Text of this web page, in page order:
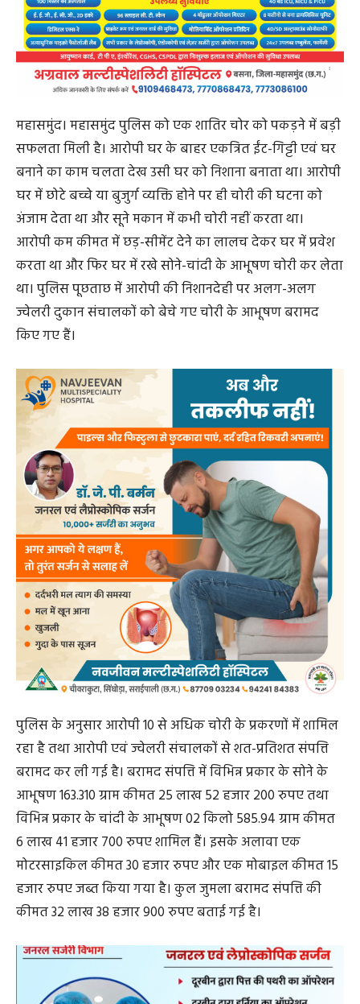
महासमुंद। महासमुंद पुलिस को एक शातिर चोर को पकड़ने में बड़ी
सफलता मिली है। आरोपी घर के बाहर एकत्रित ईंट-गिट्टी एवं घर
बनाने का काम चलता देख उसी घर को निशाना बनाता था। आरोपी
घर में छोटे बच्चे या बुजुर्ग व्यक्ति होने पर ही चोरी की घटना को
अंजाम देता था और सूने मकान में कभी चोरी नहीं करता था।
आरोपी कम कीमत में छड़-सीमेंट देने का लालच देकर घर में प्रवेश
करता था और फिर घर में रखे सोने-चांदी के आभूषण चोरी कर लेता
था। पुलिस पूछताछ में आरोपी की निशानदेही पर अलग-अलग
ज्वेलरी दुकान संचालकों को बेचे गए चोरी के आभूषण बरामद
किए गए हैं।
पुलिस के अनुसार आरोपी 10 से अधिक चोरी के प्रकरणों में शामिल
रहा है तथा आरोपी एवं ज्वेलरी संचालकों से शत-प्रतिशत संपत्ति
बरामद कर ली गई है। बरामद संपत्ति में विभिन्न प्रकार के सोने के
आभूषण 163.310 ग्राम कीमत 25 लाख 52 हजार 200 रुपए तथा
विभिन्न प्रकार के चांदी के आभूषण 02 किलो 585.94 ग्राम कीमत
6 लाख 41 हजार 700 रुपए शामिल हैं। इसके अलावा एक
मोटरसाइकिल कीमत 30 हजार रुपए और एक मोबाइल कीमत 15
हजार रुपए जब्त किया गया है। कुल जुमला बरामद संपत्ति की
कीमत 32 लाख 38 हजार 900 रुपए बताई गई है।